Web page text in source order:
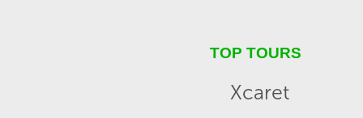
TOP TOURS
Xcaret